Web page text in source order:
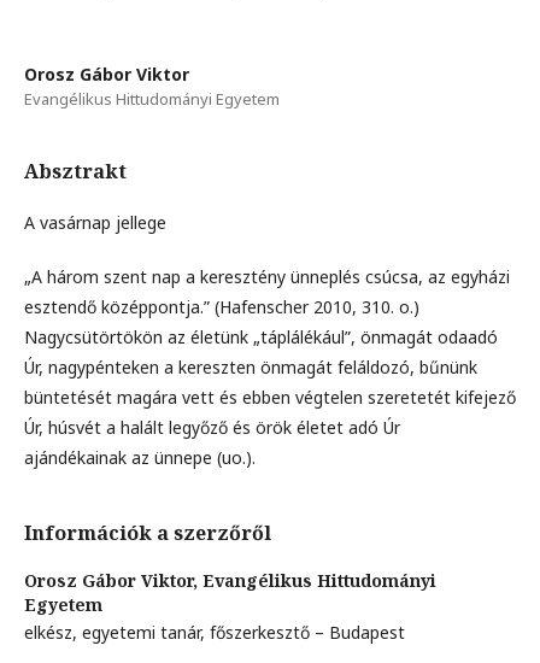
Orosz Gábor Viktor
Evangélikus Hittudományi Egyetem
Absztrakt
A vasárnap jellege
„A három szent nap a keresztény ünneplés csúcsa, az egyházi
esztendő középpontja.” (Hafenscher 2010, 310. o.)
Nagycsütörtökön az életünk „táplálékául”, önmagát odaadó
Úr, nagypénteken a kereszten önmagát feláldozó, bűnünk
büntetését magára vett és ebben végtelen szeretetét kifejező
Úr, húsvét a halált legyőző és örök életet adó Úr
ajándékainak az ünnepe (uo.).
Információk a szerzőről
Orosz Gábor Viktor, Evangélikus Hittudományi
Egyetem
elkész, egyetemi tanár, főszerkesztő – Budapest